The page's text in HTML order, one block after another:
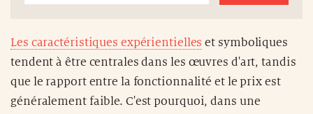
Les caractéristiques expérientielles et symboliques
tendent à être centrales dans les œuvres d'art, tandis
que le rapport entre la fonctionnalité et le prix est
généralement faible. C'est pourquoi, dans une